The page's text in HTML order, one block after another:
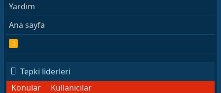
Yardım
Ana sayfa
R
S
Tepki liderleri
Konular
Kullanıcılar